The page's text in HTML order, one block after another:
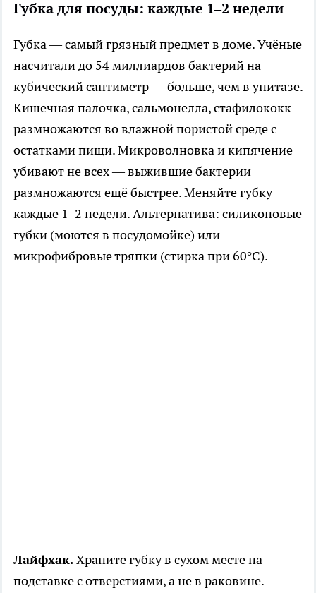
Губка для посуды: каждые 1–2 недели
Губка — самый грязный предмет в доме. Учёные
насчитали до 54 миллиардов бактерий на
кубический сантиметр — больше, чем в унитазе.
Кишечная палочка, сальмонелла, стафилококк
размножаются во влажной пористой среде с
остатками пищи. Микроволновка и кипячение
убивают не всех — выжившие бактерии
размножаются ещё быстрее. Меняйте губку
каждые 1–2 недели. Альтернатива: силиконовые
губки (моются в посудомойке) или
микрофибровые тряпки (стирка при 60°C).
Лайфхак.Храните губку в сухом месте на
подставке с отверстиями, а не в раковине.